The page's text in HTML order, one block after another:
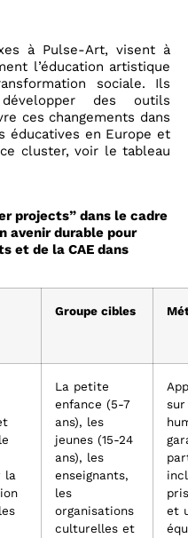
à Pulse-Art, visent à
l’éducation artistique
sociale. Ils
des outils
ces changements dans
éducatives en Europe et
cluster, voir le tableau
projects” dans le cadre
avenir durable pour
et de la CAE dans
Groupe cibles
la
La petite
enfance (5-7
ans), les
jeunes (15-24
ans), les
enseignants,
les
organisations
culturelles et
et